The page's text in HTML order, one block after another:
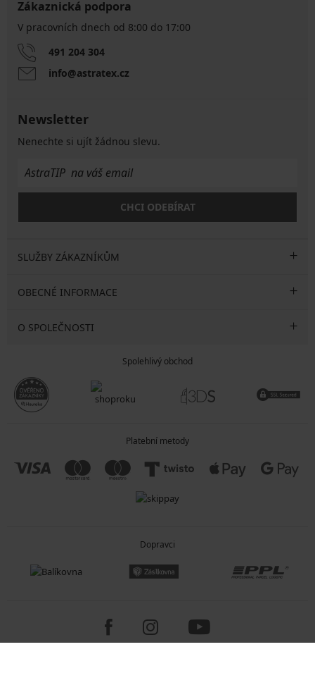
Zákaznická podpora
V pracovních dnech od 8:00 do 17:00
491 204 304
info@astratex.cz
Newsletter
Nenechte si ujít žádnou slevu.
CHCI ODEBÍRAT
SLUŽBY ZÁKAZNÍKŮM
OBECNÉ INFORMACE
O SPOLEČNOSTI
Spolehlivý obchod
Platební metody
Dopravci